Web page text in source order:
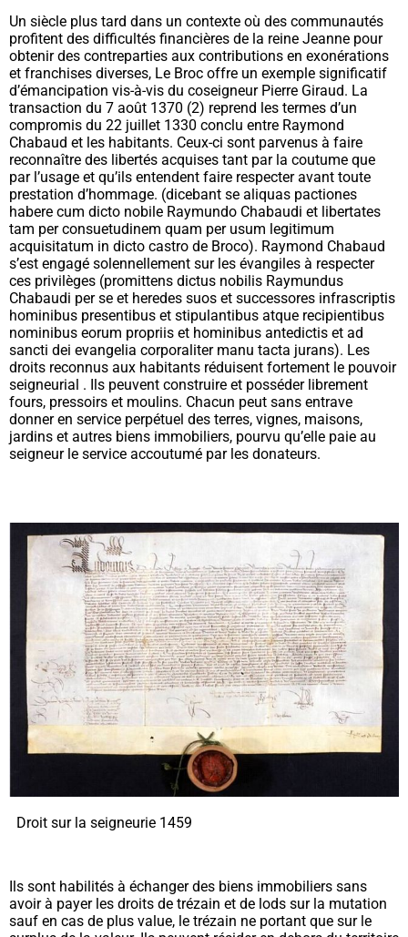
Un siècle plus tard dans un contexte où des communautés
profitent des difficultés financières de la reine Jeanne pour
obtenir des contreparties aux contributions en exonérations
et franchises diverses, Le Broc offre un exemple significatif
d’émancipation vis-à-vis du coseigneur Pierre Giraud. La
transaction du 7 août 1370 (2) reprend les termes d’un
compromis du 22 juillet 1330 conclu entre Raymond
Chabaud et les habitants. Ceux-ci sont parvenus à faire
reconnaître des libertés acquises tant par la coutume que
par l’usage et qu’ils entendent faire respecter avant toute
prestation d’hommage. (dicebant se aliquas pactiones
habere cum dicto nobile Raymundo Chabaudi et libertates
tam per consuetudinem quam per usum legitimum
acquisitatum in dicto castro de Broco). Raymond Chabaud
s’est engagé solennellement sur les évangiles à respecter
ces privilèges (promittens dictus nobilis Raymundus
Chabaudi per se et heredes suos et successores infrascriptis
hominibus presentibus et stipulantibus atque recipientibus
nominibus eorum propriis et hominibus antedictis et ad
sancti dei evangelia corporaliter manu tacta jurans). Les
droits reconnus aux habitants réduisent fortement le pouvoir
seigneurial . Ils peuvent construire et posséder librement
fours, pressoirs et moulins. Chacun peut sans entrave
donner en service perpétuel des terres, vignes, maisons,
jardins et autres biens immobiliers, pourvu qu’elle paie au
seigneur le service accoutumé par les donateurs.
Droit sur la seigneurie 1459
Ils sont habilités à échanger des biens immobiliers sans
avoir à payer les droits de trézain et de lods sur la mutation
sauf en cas de plus value, le trézain ne portant que sur le